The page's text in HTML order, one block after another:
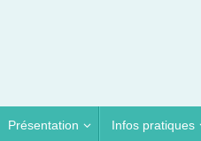
Présentation Infos pratiques